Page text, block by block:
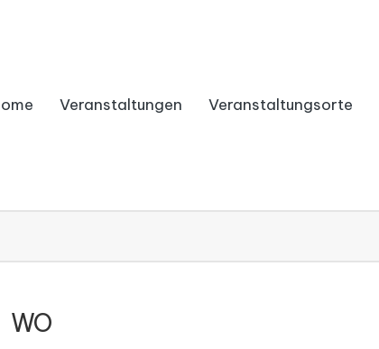
Veranstaltungen Veranstaltungsorte
WO